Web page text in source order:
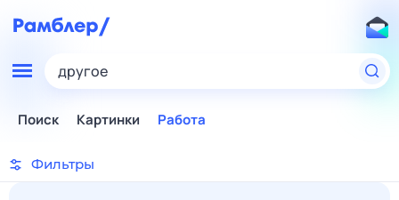
другое
Поиск Картинки Работа
Фильтры